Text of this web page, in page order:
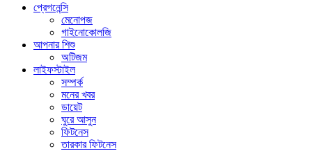
প্রেগনেন্সি
মেনোপজ
গাইনোকোলজি
আপনার শিশু
অটিজম
লাইফস্টাইল
সম্পর্ক
মনের খবর
ডায়েট
ঘুরে আসুন
ফিটনেস
তারকার ফিটনেস